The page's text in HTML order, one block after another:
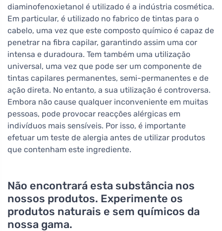
diaminofenoxietanol é utilizado é a indústria cosmética.
Em particular, é utilizado no fabrico de tintas para o
cabelo, uma vez que este composto químico é capaz de
penetrar na fibra capilar, garantindo assim uma cor
intensa e duradoura. Tem também uma utilização
universal, uma vez que pode ser um componente de
tintas capilares permanentes, semi-permanentes e de
ação direta. No entanto, a sua utilização é controversa.
Embora não cause qualquer inconveniente em muitas
pessoas, pode provocar reacções alérgicas em
indivíduos mais sensíveis. Por isso, é importante
efetuar um teste de alergia antes de utilizar produtos
que contenham este ingrediente.
Não encontrará esta substância nos
nossos produtos. Experimente os
produtos naturais e sem químicos da
nossa gama.